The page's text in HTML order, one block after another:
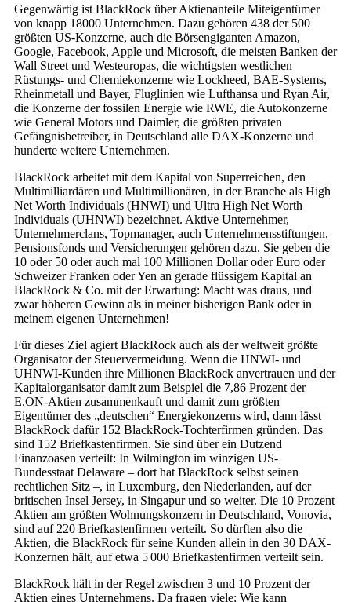
Gegenwärtig ist BlackRock über Aktienanteile Miteigentümer
von knapp 18000 Unternehmen. Dazu gehören 438 der 500
größten US-Konzerne, auch die Börsengiganten Amazon,
Google, Facebook, Apple und Microsoft, die meisten Banken der
Wall Street und Westeuropas, die wichtigsten westlichen
Rüstungs- und Chemiekonzerne wie Lockheed, BAE-Systems,
Rheinmetall und Bayer, Fluglinien wie Lufthansa und Ryan Air,
die Konzerne der fossilen Energie wie RWE, die Autokonzerne
wie General Motors und Daimler, die größten privaten
Gefängnisbetreiber, in Deutschland alle DAX-Konzerne und
hunderte weitere Unternehmen.
BlackRock arbeitet mit dem Kapital von Superreichen, den
Multimilliardären und Multimillionären, in der Branche als High
Net Worth Individuals (HNWI) und Ultra High Net Worth
Individuals (UHNWI) bezeichnet. Aktive Unternehmer,
Unternehmerclans, Topmanager, auch Unternehmensstiftungen,
Pensionsfonds und Versicherungen gehören dazu. Sie geben die
10 oder 50 oder auch mal 100 Millionen Dollar oder Euro oder
Schweizer Franken oder Yen an gerade flüssigem Kapital an
BlackRock & Co. mit der Erwartung: Macht was draus, und
zwar höheren Gewinn als in meiner bisherigen Bank oder in
meinem eigenen Unternehmen!
Für dieses Ziel agiert BlackRock auch als der weltweit größte
Organisator der Steuervermeidung. Wenn die HNWI- und
UHNWI-Kunden ihre Millionen BlackRock anvertrauen und der
Kapitalorganisator damit zum Beispiel die 7,86 Prozent der
E.ON-Aktien zusammenkauft und damit zum größten
Eigentümer des „deutschen“ Energiekonzerns wird, dann lässt
BlackRock dafür 152 BlackRock-Tochterfirmen gründen. Das
sind 152 Briefkastenfirmen. Sie sind über ein Dutzend
Finanzoasen verteilt: In Wilmington im winzigen US-
Bundesstaat Delaware – dort hat BlackRock selbst seinen
rechtlichen Sitz –, in Luxemburg, den Niederlanden, auf der
britischen Insel Jersey, in Singapur und so weiter. Die 10 Prozent
Aktien am größten Wohnungskonzern in Deutschland, Vonovia,
sind auf 220 Briefkastenfirmen verteilt. So dürften also die
Aktien, die BlackRock für seine Kunden allein in den 30 DAX-
Konzernen hält, auf etwa 5 000 Briefkastenfirmen verteilt sein.
BlackRock hält in der Regel zwischen 3 und 10 Prozent der
Aktien eines Unternehmens. Da fragen viele: Wie kann